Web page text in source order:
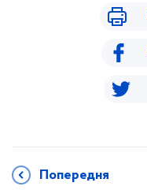
Попередня